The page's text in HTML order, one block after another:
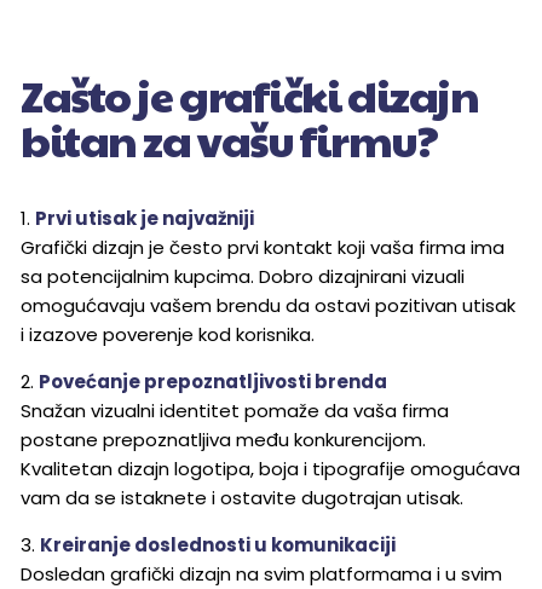
Zašto je grafički dizajn
bitan za vašu firmu?
1. Prvi utisak je najvažniji
Grafički dizajn je često prvi kontakt koji vaša firma ima
sa potencijalnim kupcima. Dobro dizajnirani vizuali
omogućavaju vašem brendu da ostavi pozitivan utisak
i izazove poverenje kod korisnika.
2. Povećanje prepoznatljivosti brenda
Snažan vizualni identitet pomaže da vaša firma
postane prepoznatljiva među konkurencijom.
Kvalitetan dizajn logotipa, boja i tipografije omogućava
vam da se istaknete i ostavite dugotrajan utisak.
3. Kreiranje doslednosti u komunikaciji
Dosledan grafički dizajn na svim platformama i u svim